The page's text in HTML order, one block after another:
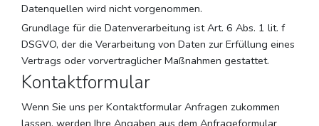
Datenquellen wird nicht vorgenommen.
Grundlage für die Datenverarbeitung ist Art. 6 Abs. 1 lit. f
DSGVO, der die Verarbeitung von Daten zur Erfüllung eines
Vertrags oder vorvertraglicher Maßnahmen gestattet.
Kontaktformular
Wenn Sie uns per Kontaktformular Anfragen zukommen
lassen, werden Ihre Angaben aus dem Anfrageformular